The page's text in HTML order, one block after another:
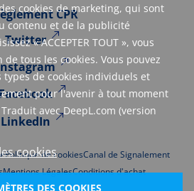
cookies de marketing, qui sont
contenu et de la publicité
« ACCEPTER TOUT », vous
tous les cookies. Vous pouvez
de cookies individuels et
pour l'avenir à tout moment
Traduit avec DeepL.com (version
cookies
DES COOKIES
CPR
Twitter
LinkedIn
Politique de cookiesCanal de Signalement
Mentions LégalesConditions d'achat